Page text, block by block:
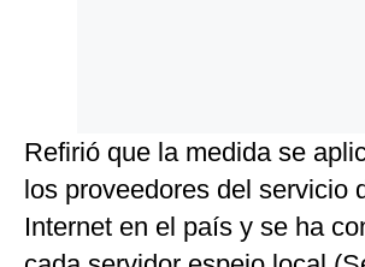
Refirió que la medida se
los proveedores del servicio
Internet en el país y se ha